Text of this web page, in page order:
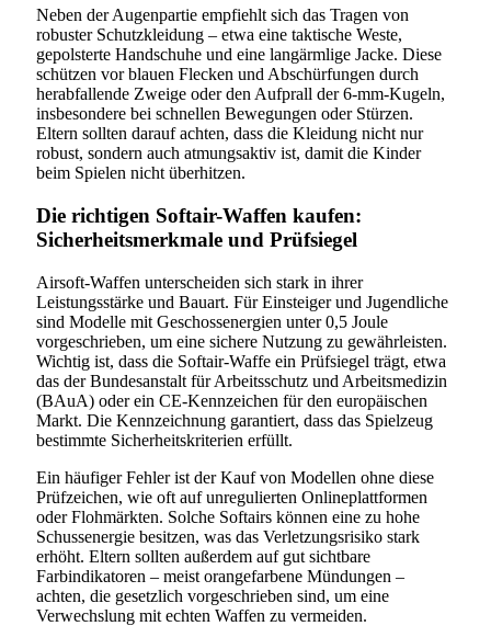
Neben der Augenpartie empfiehlt sich das Tragen von
robuster Schutzkleidung – etwa eine taktische Weste,
gepolsterte Handschuhe und eine langärmlige Jacke. Diese
schützen vor blauen Flecken und Abschürfungen durch
herabfallende Zweige oder den Aufprall der 6-mm-Kugeln,
insbesondere bei schnellen Bewegungen oder Stürzen.
Eltern sollten darauf achten, dass die Kleidung nicht nur
robust, sondern auch atmungsaktiv ist, damit die Kinder
beim Spielen nicht überhitzen.
Die richtigen Softair-Waffen kaufen:
Sicherheitsmerkmale und Prüfsiegel
Airsoft-Waffen unterscheiden sich stark in ihrer
Leistungsstärke und Bauart. Für Einsteiger und Jugendliche
sind Modelle mit Geschossenergien unter 0,5 Joule
vorgeschrieben, um eine sichere Nutzung zu gewährleisten.
Wichtig ist, dass die Softair-Waffe ein Prüfsiegel trägt, etwa
das der Bundesanstalt für Arbeitsschutz und Arbeitsmedizin
(BAuA) oder ein CE-Kennzeichen für den europäischen
Markt. Die Kennzeichnung garantiert, dass das Spielzeug
bestimmte Sicherheitskriterien erfüllt.
Ein häufiger Fehler ist der Kauf von Modellen ohne diese
Prüfzeichen, wie oft auf unregulierten Onlineplattformen
oder Flohmärkten. Solche Softairs können eine zu hohe
Schussenergie besitzen, was das Verletzungsrisiko stark
erhöht. Eltern sollten außerdem auf gut sichtbare
Farbindikatoren – meist orangefarbene Mündungen –
achten, die gesetzlich vorgeschrieben sind, um eine
Verwechslung mit echten Waffen zu vermeiden.